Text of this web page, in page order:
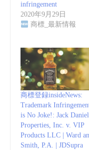
infringement
2020年9月29日
商標_最新情報
商標登録insideNews:
Trademark
is No Joke!: Jack
Properties, Inc. v. VIP
Products LLC | Ward
Smith, P.A. | JDSupra